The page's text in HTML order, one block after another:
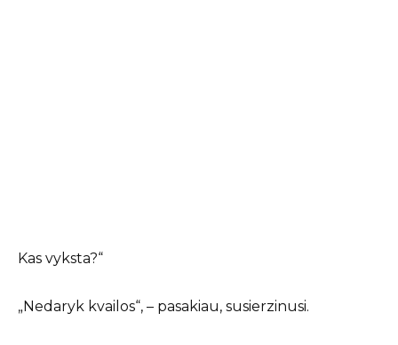
Kas vyksta?“
„Nedaryk kvailos“, – pasakiau, susierzinusi.